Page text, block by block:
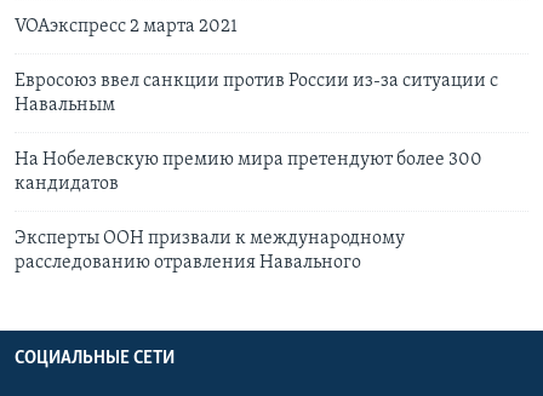
VOAэкспресс 2 марта 2021
Евросоюз ввел санкции против России из-за ситуации с
Навальным
На Нобелевскую премию мира претендуют более 300
кандидатов
Эксперты ООН призвали к международному
расследованию отравления Навального
СОЦИАЛЬНЫЕ СЕТИ